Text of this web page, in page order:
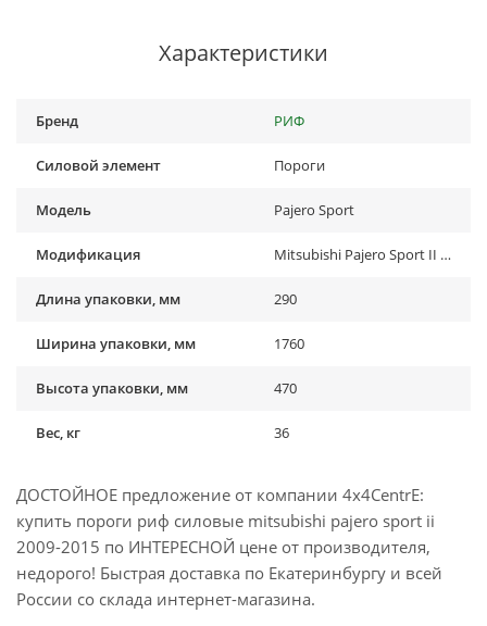
Характеристики
Бренд РИФ
Силовой элемент Пороги
Модель Pajero Sport
Модификация Mitsubishi Pajero Sport II (2009-2015)
Длина упаковки, мм 290
Ширина упаковки, мм 1760
Высота упаковки, мм 470
Вес, кг 36
ДОСТОЙНОЕ предложение от компании 4x4CentrE:
купить пороги риф силовые mitsubishi pajero sport ii
2009-2015 по ИНТЕРЕСНОЙ цене от производителя,
недорого! Быстрая доставка по Екатеринбургу и всей
России со склада интернет-магазина.